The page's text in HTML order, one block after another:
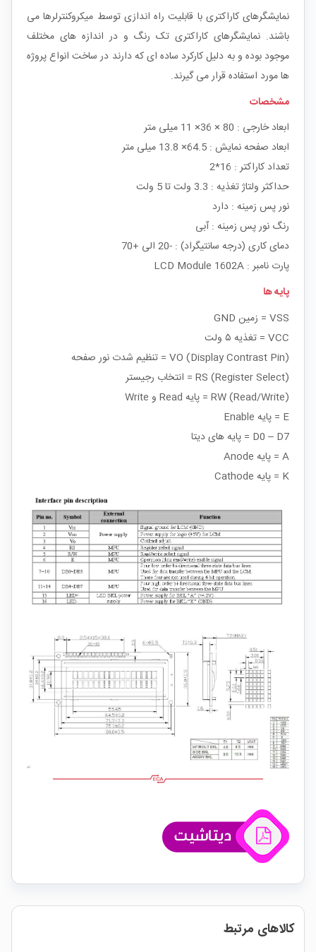
نمایشگرهای کاراکتری با قابلیت راه اندازی توسط میکروکنترلرها می
باشند. نمایشگرهای کاراکتری تک رنگ و در اندازه های مختلف
موجود بوده و به دلیل کارکرد ساده ای که دارند در ساخت انواع پروژه
ها مورد استفاده قرار می گیرند.
مشخصات
ابعاد خارجی : 80 × 36× 11 میلی متر
ابعاد صفحه نمایش : 64.5× 13.8 میلی متر
تعداد کاراکتر : 16*2
حداکثر ولتاژ تغذیه : 3.3 ولت تا 5 ولت
نور پس زمینه : دارد
رنگ نور پس زمینه : آبی
دمای کاری (درجه سانتیگراد) : -20 الی +70
پارت نامبر : LCD Module 1602A
پایه ها
VSS = زمین GND
VCC = تغذیه ۵ ولت
(VO (Display Contrast Pin = تنظیم شدت نور صفحه
(RS (Register Select = انتخاب رجیستر
(RW (Read/Write = پایه Read و Write
E = پایه Enable
D0 – D7 = پایه های دیتا
A = پایه Anode
K = پایه Cathode
کالاهای مرتبط